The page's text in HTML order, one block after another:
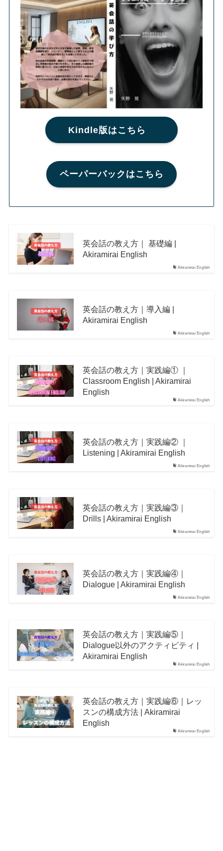
Kindle版はこちら
ペーパーバックはこちら
Akiramirai English
英会話の教え方｜ 基礎編 |
Akiramirai English
Akiramirai English
英会話の教え方｜導入編 |
Akiramirai English
Akiramirai English
英会話の教え方｜実践編① ｜
Classroom English | Akiramirai
English
Akiramirai English
英会話の教え方｜実践編② ｜
Listening | Akiramirai English
Akiramirai English
英会話の教え方｜実践編③｜
Drills | Akiramirai English
Akiramirai English
英会話の教え方｜実践編④｜
Dialogue | Akiramirai English
Akiramirai English
英会話の教え方｜実践編⑤｜
Dialogue以外のアクティビティ |
Akiramirai English
Akiramirai English
英会話の教え方｜実践編⑥｜レッ
スンの構成方法 | Akiramirai
English